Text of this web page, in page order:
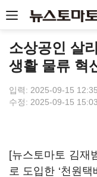
소상공인 살
생활 물류 혁
입력: 2025-09-15
수정: 2025-09-15
[뉴스토마토 김재
로 도입한 ‘천원